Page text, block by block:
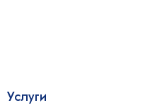
Услуги